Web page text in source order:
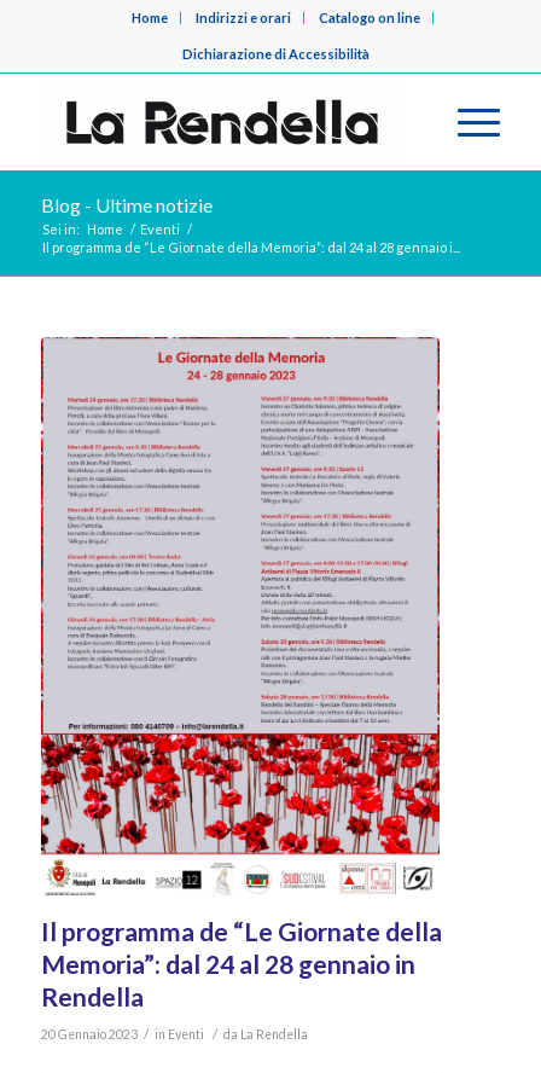
Home Indirizzi e orari Catalogo on line
Dichiarazione di Accessibilità
Blog - Ultime notizie
Sei in: Home / Eventi /
Il programma de “Le Giornate della Memoria”: dal 24 al 28 gennaio i...
Il programma de “Le Giornate della
Memoria”: dal 24 al 28 gennaio in
Rendella
20 Gennaio 2023 / in Eventi / da La Rendella